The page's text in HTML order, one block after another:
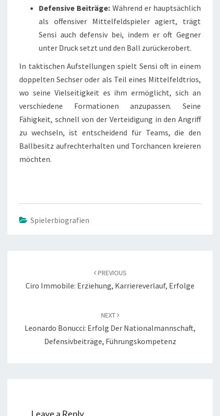
Defensive Beiträge: Während er hauptsächlich
als offensiver Mittelfeldspieler agiert, trägt
Sensi auch defensiv bei, indem er oft Gegner
unter Druck setzt und den Ball zurückerobert.
In taktischen Aufstellungen spielt Sensi oft in einem
doppelten Sechser oder als Teil eines Mittelfeldtrios,
wo seine Vielseitigkeit es ihm ermöglicht, sich an
verschiedene Formationen anzupassen. Seine
Fähigkeit, schnell von der Verteidigung in den Angriff
zu wechseln, ist entscheidend für Teams, die den
Ballbesitz aufrechterhalten und Torchancen kreieren
möchten.
Spielerbiografien
PREVIOUS
Ciro Immobile: Erziehung, Karriereverlauf, Erfolge
NEXT
Leonardo Bonucci: Erfolg Der Nationalmannschaft,
Defensivbeiträge, Führungskompetenz
Leave a Reply